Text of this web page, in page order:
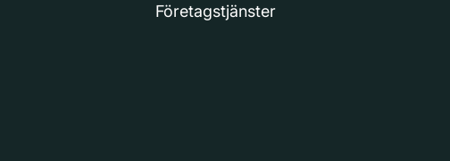
Företagstjänster